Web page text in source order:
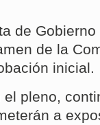
de
de la
inicial.
pleno,
a